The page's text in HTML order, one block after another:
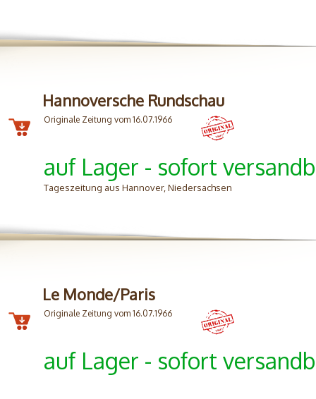
Hannoversche Rundschau
Originale Zeitung vom 16.07.1966
auf Lager - sofort
Tageszeitung aus Hannover, Niedersachsen
Le Monde/Paris
Originale Zeitung vom 16.07.1966
auf Lager - sofort